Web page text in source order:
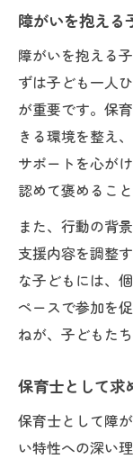
比較
保育士
資格取
保育士
障がいを抱える
障がいを抱える
ずは子ども一人
が重要です。保
きる環境を整え
サポートを心が
認めて褒めるこ
また、行動の背
支援内容を調整
な子どもには、
ペースで参加を
ねが、子どもた
保育士として求
保育士として障
い特性への深い